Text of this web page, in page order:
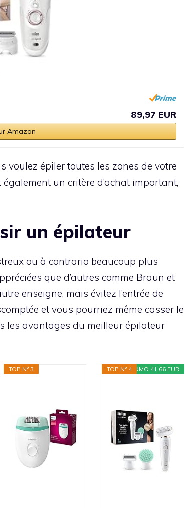
89,97 EUR
Amazon
voulez épiler toutes les zones de votre
un critère d’achat important,
un épilateur
ou à contrario beaucoup plus
que d’autres comme Braun et
enseigne, mais évitez l’entrée de
et vous pourriez même casser le
les avantages du meilleur épilateur
TOP N° 3 PROMO 41,66 EUR
TOP N° 4